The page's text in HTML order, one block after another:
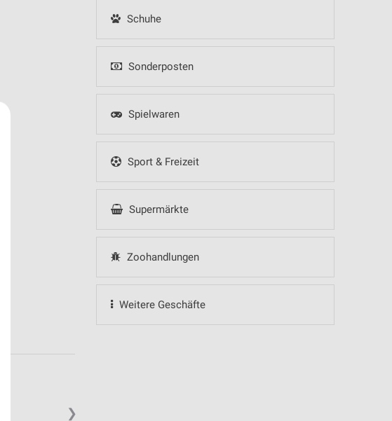
Schuhe
Sonderposten
Spielwaren
Sport & Freizeit
Supermärkte
Zoohandlungen
Weitere Geschäfte
❯